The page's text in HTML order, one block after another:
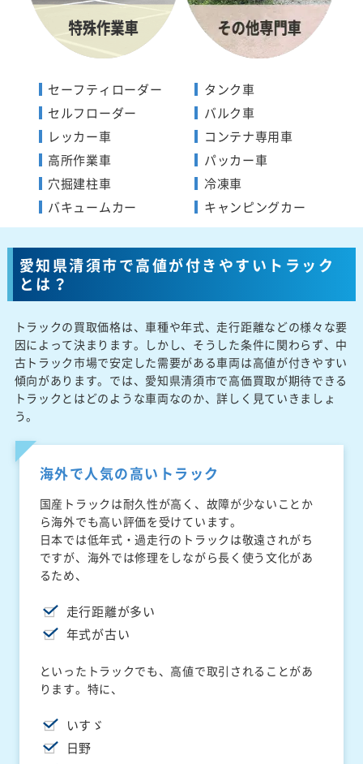
セーフティローダー
セルフローダー
レッカー車
高所作業車
穴掘建柱車
バキュームカー
タンク車
バルク車
コンテナ専用車
パッカー車
冷凍車
キャンピングカー
愛知県清須市で高値が付きやすいトラック
とは？
トラックの買取価格は、車種や年式、走行距離などの様々な要
因によって決まります。しかし、そうした条件に関わらず、中
古トラック市場で安定した需要がある車両は高値が付きやすい
傾向があります。では、愛知県清須市で高価買取が期待できる
トラックとはどのような車両なのか、詳しく見ていきましょ
う。
海外で人気の高いトラック
国産トラックは耐久性が高く、故障が少ないことか
ら海外でも高い評価を受けています。
日本では低年式・過走行のトラックは敬遠されがち
ですが、海外では修理をしながら長く使う文化があ
るため、
走行距離が多い
年式が古い
といったトラックでも、高値で取引されることがあ
ります。特に、
いすゞ
日野